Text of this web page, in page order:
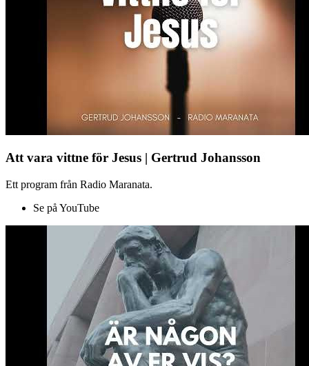
Att vara vittne för Jesus | Gertrud Johansson
Ett program från Radio Maranata.
Se på YouTube